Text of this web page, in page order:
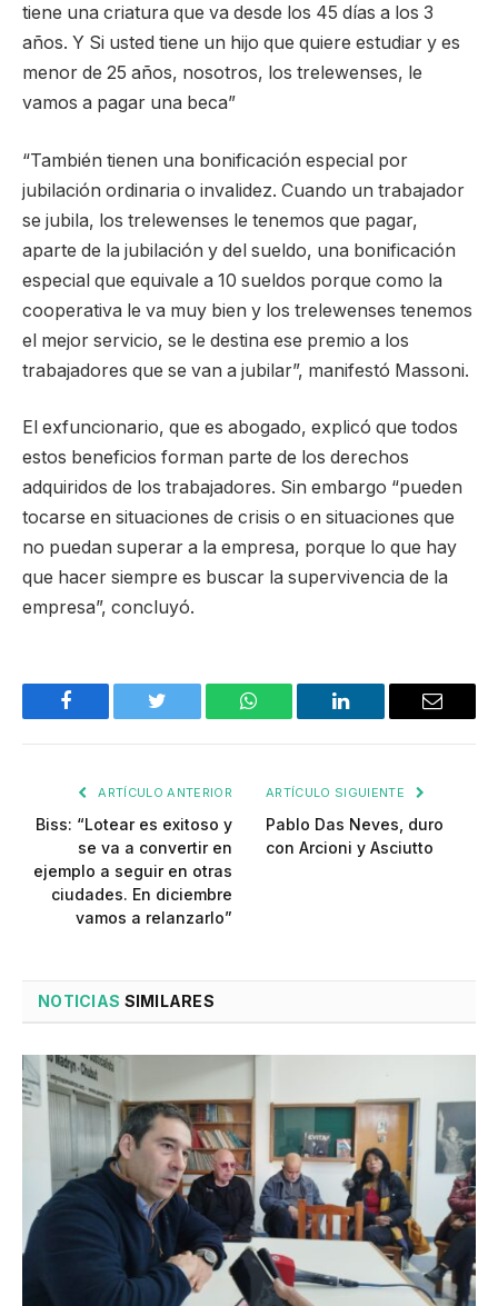
tiene una criatura que va desde los 45 días a los 3
años. Y Si usted tiene un hijo que quiere estudiar y es
menor de 25 años, nosotros, los trelewenses, le
vamos a pagar una beca”
“También tienen una bonificación especial por
jubilación ordinaria o invalidez. Cuando un trabajador
se jubila, los trelewenses le tenemos que pagar,
aparte de la jubilación y del sueldo, una bonificación
especial que equivale a 10 sueldos porque como la
cooperativa le va muy bien y los trelewenses tenemos
el mejor servicio, se le destina ese premio a los
trabajadores que se van a jubilar”, manifestó Massoni.
El exfuncionario, que es abogado, explicó que todos
estos beneficios forman parte de los derechos
adquiridos de los trabajadores. Sin embargo “pueden
tocarse en situaciones de crisis o en situaciones que
no puedan superar a la empresa, porque lo que hay
que hacer siempre es buscar la supervivencia de la
empresa”, concluyó.
Facebook Twitter WhatsApp LinkedIn Email
ARTÍCULO ANTERIOR
Biss: “Lotear es exitoso y
se va a convertir en
ejemplo a seguir en otras
ciudades. En diciembre
vamos a relanzarlo”
ARTÍCULO SIGUIENTE
Pablo Das Neves, duro
con Arcioni y Asciutto
NOTICIAS SIMILARES